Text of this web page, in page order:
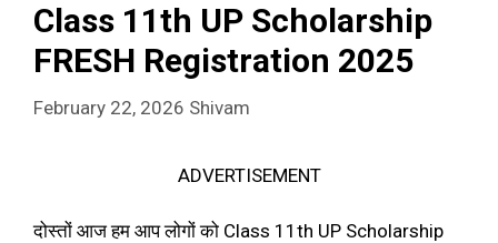
Class 11th UP Scholarship
FRESH Registration 2025
February 22, 2026 Shivam
ADVERTISEMENT
दोस्तों आज हम आप लोगों को Class 11th UP Scholarship